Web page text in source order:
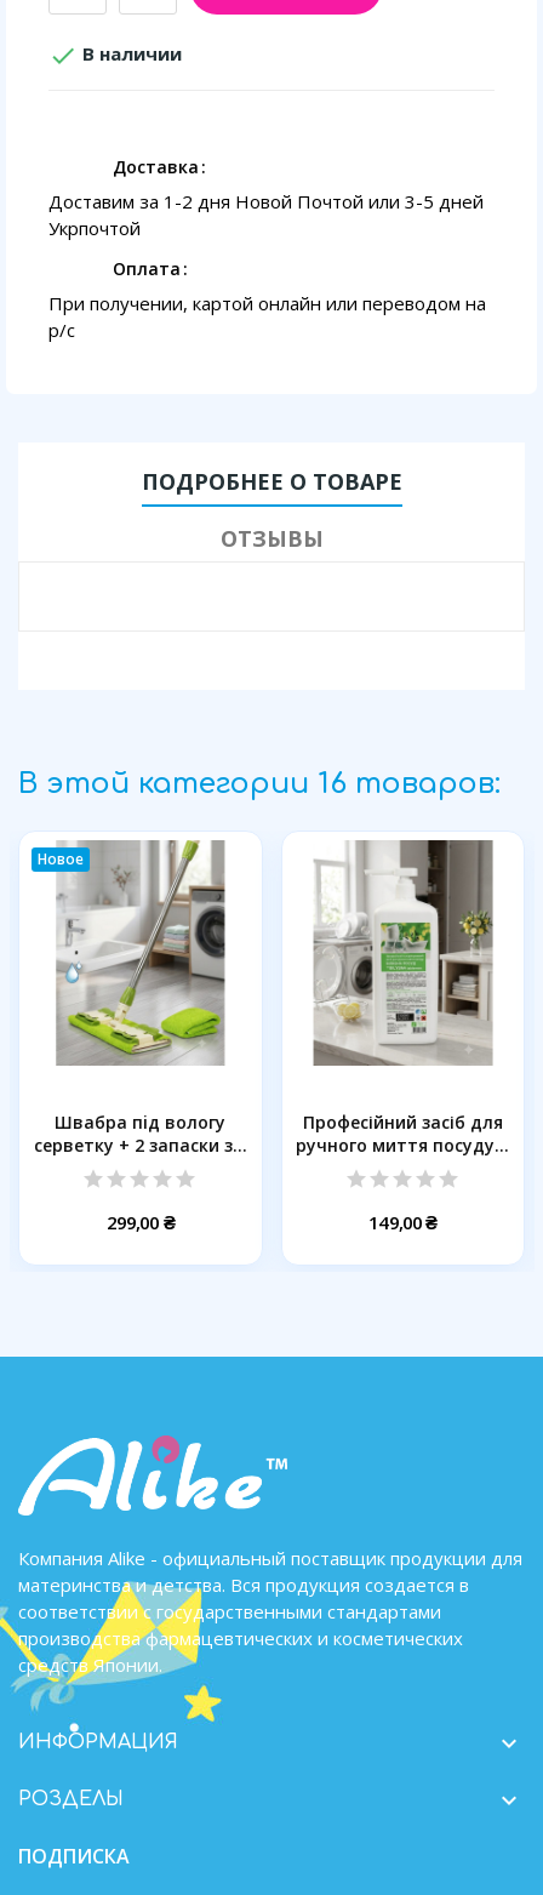
 В наличии
Доставка
Доставим за 1-2 дня Новой Почтой или 3-5 дней
Укрпочтой
Оплата
При получении, картой онлайн или переводом на
p/с
ПОДРОБНЕЕ О ТОВАРЕ
ОТЗЫВЫ
В этой категории 16 товаров:
Новое
Швабра пiд вологу
серветку + 2 запаски з...
299,00 ₴
Професійний засіб для
ручного миття посуду...
149,00 ₴
Компания Alike - официальный поставщик продукции для
материнства и детства. Вся продукция создается в
соответствии с государственными стандартами
производства фармацевтических и косметических
средств Японии.
ИНФОРМАЦИЯ 
РОЗДЕЛЫ 
ПОДПИСКА